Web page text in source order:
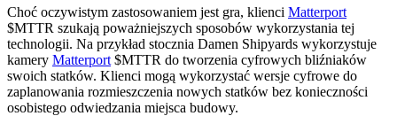
Choć oczywistym zastosowaniem jest gra, klienci Matterport
$MTTR szukają poważniejszych sposobów wykorzystania tej
technologii. Na przykład stocznia Damen Shipyards wykorzystuje
kamery Matterport $MTTR do tworzenia cyfrowych bliźniaków
swoich statków. Klienci mogą wykorzystać wersje cyfrowe do
zaplanowania rozmieszczenia nowych statków bez konieczności
osobistego odwiedzania miejsca budowy.